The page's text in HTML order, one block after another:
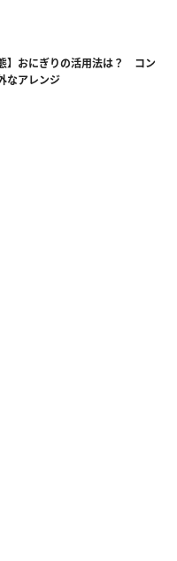
】おにぎりの活用法は？ コン
なアレンジ